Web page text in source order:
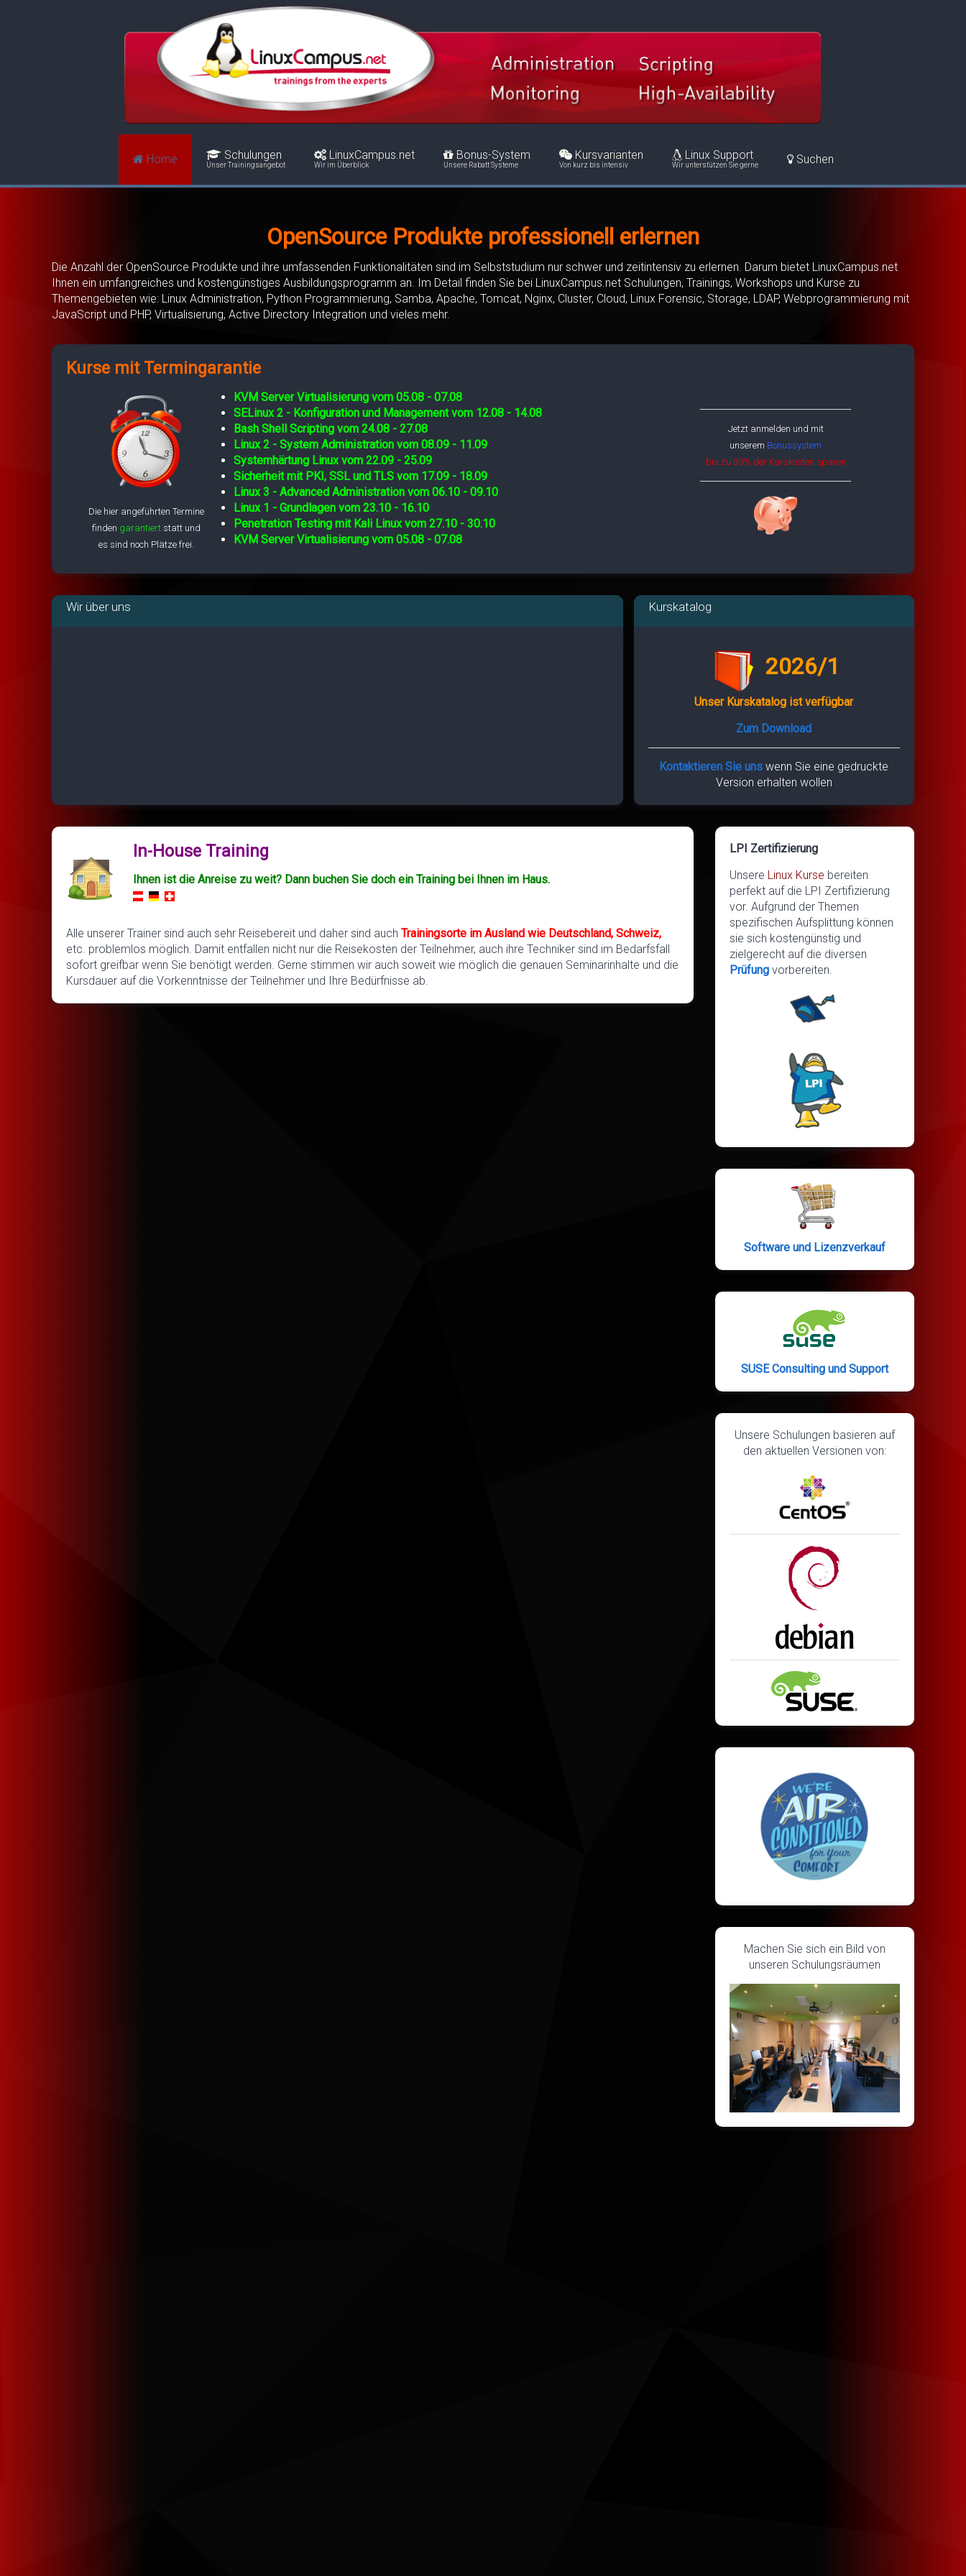
Home Schulungen
Unser Trainingsangebot
LinuxCampus.net
Wir im Überblick
Bonus-System
Unsere Rabatt Systeme
Kursvarianten
Von kurz bis intensiv
Linux Support
Wir unterstützen Sie gerne Suchen
OpenSource Produkte professionell erlernen
Die Anzahl der OpenSource Produkte und ihre umfassenden Funktionalitäten sind im Selbststudium nur schwer und zeitintensiv zu erlernen. Darum bietet LinuxCampus.net
Ihnen ein umfangreiches und kostengünstiges Ausbildungsprogramm an. Im Detail finden Sie bei LinuxCampus.net Schulungen, Trainings, Workshops und Kurse zu
Themengebieten wie: Linux Administration, Python Programmierung, Samba, Apache, Tomcat, Nginx, Cluster, Cloud, Linux Forensic, Storage, LDAP, Webprogrammierung mit
JavaScript und PHP, Virtualisierung, Active Directory Integration und vieles mehr.
Kurse mit Termingarantie
Die hier angeführten Termine
finden garantiert statt und
es sind noch Plätze frei.
KVM Server Virtualisierung vom 05.08 - 07.08
SELinux 2 - Konfiguration und Management vom 12.08 - 14.08
Bash Shell Scripting vom 24.08 - 27.08
Linux 2 - System Administration vom 08.09 - 11.09
Systemhärtung Linux vom 22.09 - 25.09
Sicherheit mit PKI, SSL und TLS vom 17.09 - 18.09
Linux 3 - Advanced Administration vom 06.10 - 09.10
Linux 1 - Grundlagen vom 23.10 - 16.10
Penetration Testing mit Kali Linux vom 27.10 - 30.10
KVM Server Virtualisierung vom 05.08 - 07.08
Jetzt anmelden und mit
unserem Bonussystem
bis zu 30% der Kurskosten sparen
Wir über uns Kurskatalog
2026/1
Unser Kurskatalog ist verfügbar
Zum Download
Kontaktieren Sie uns wenn Sie eine gedruckte
Version erhalten wollen
In-House Training
Ihnen ist die Anreise zu weit? Dann buchen Sie doch ein Training bei Ihnen im Haus.
Alle unserer Trainer sind auch sehr Reisebereit und daher sind auch Trainingsorte im Ausland wie Deutschland, Schweiz,
etc. problemlos möglich. Damit entfallen nicht nur die Reisekosten der Teilnehmer, auch ihre Techniker sind im Bedarfsfall
sofort greifbar wenn Sie benötigt werden. Gerne stimmen wir auch soweit wie möglich die genauen Seminarinhalte und die
Kursdauer auf die Vorkenntnisse der Teilnehmer und Ihre Bedürfnisse ab.
LPI Zertifizierung
Unsere Linux Kurse bereiten
perfekt auf die LPI Zertifizierung
vor. Aufgrund der Themen
spezifischen Aufsplittung können
sie sich kostengünstig und
zielgerecht auf die diversen
Prüfung vorbereiten.
Software und Lizenzverkauf
SUSE Consulting und Support
Unsere Schulungen basieren auf
den aktuellen Versionen von:
Machen Sie sich ein Bild von
unseren Schulungsräumen